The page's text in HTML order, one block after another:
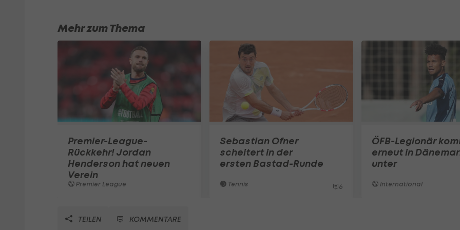
Mehr zum Thema
Premier-League-
Rückkehr! Jordan
Henderson hat neuen
Verein
Premier League
Sebastian Ofner
scheitert in der
ersten Bastad-Runde
Tennis 6
ÖFB-Legionär
erneut in
unter
International
TEILEN KOMMENTARE